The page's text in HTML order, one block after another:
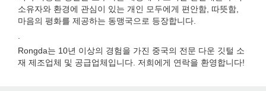
소유자와 환경에 관심이 있는 개인 모두에게 편안함, 따뜻함,
마음의 평화를 제공하는 동맹국으로 등장합니다.
Rongda는 10년 이상의 경험을 가진 중국의 전문 다운 깃털 소
재 제조업체 및 공급업체입니다. 저희에게 연락을 환영합니다!